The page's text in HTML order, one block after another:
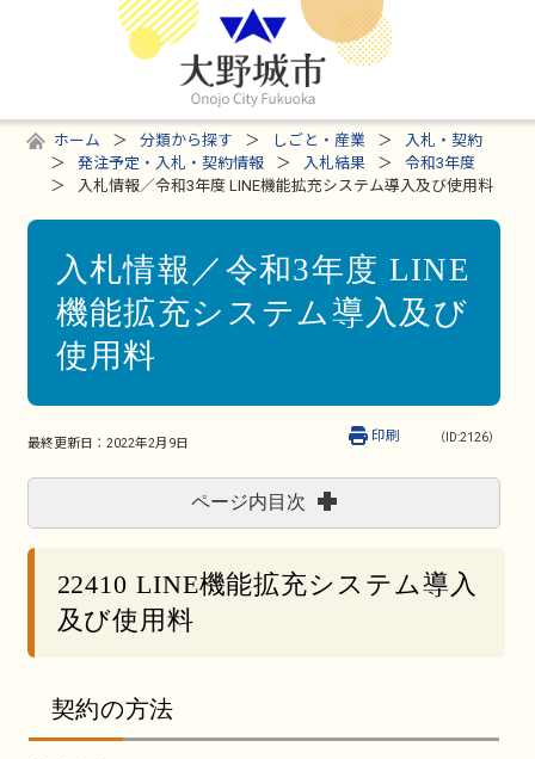
ホーム 分類から探す しごと・産業
入札・契約
発注予定・入札・契約情報
入札結果
令和3年度
入札情報／令和3年度 LINE機能拡充システム導入及び使用料
入札情報／令和3年度 LINE
機能拡充システム導入及び
使用料
最終更新日： 2022年2月9日 （ID:2126）
印刷
ページ内目次
22410 LINE機能拡充システム導入
及び使用料
契約の方法